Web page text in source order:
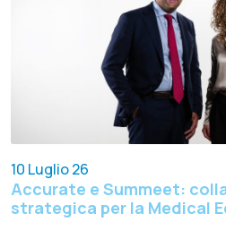
10 Luglio 26
Accurate e Summeet:
strategica per la Medical